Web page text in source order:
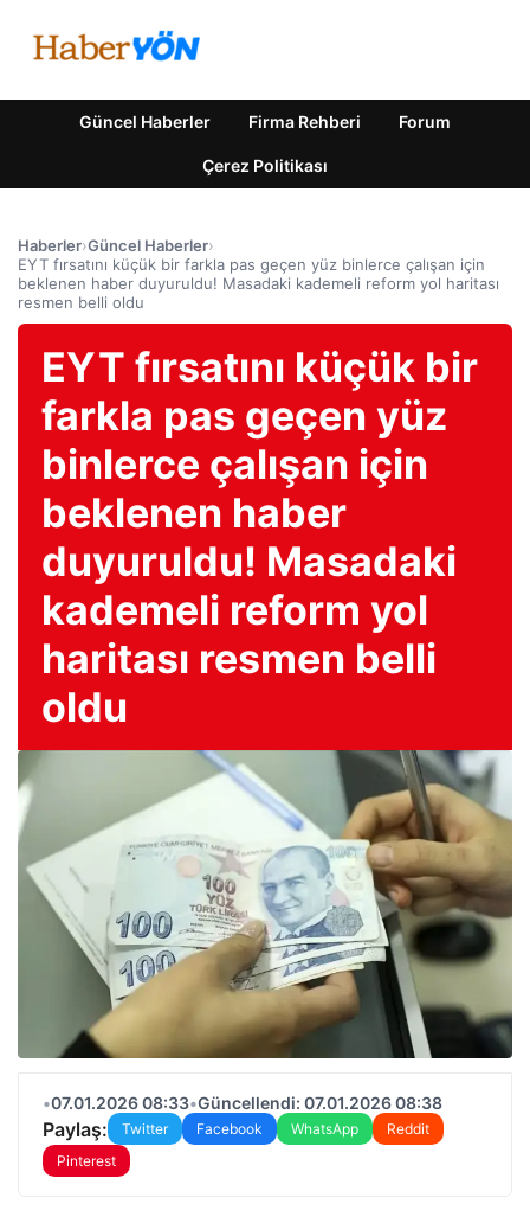
Güncel Haberler Firma Rehberi Forum
Çerez Politikası
Haberler›Güncel Haberler›
EYT fırsatını küçük bir farkla pas geçen yüz binlerce çalışan için
beklenen haber duyuruldu! Masadaki kademeli reform yol haritası
resmen belli oldu
EYT fırsatını küçük bir
farkla pas geçen yüz
binlerce çalışan için
beklenen haber
duyuruldu! Masadaki
kademeli reform yol
haritası resmen belli
oldu
•07.01.2026 08:33•Güncellendi: 07.01.2026 08:38
Paylaş: Twitter Facebook WhatsApp
Reddit
Pinterest